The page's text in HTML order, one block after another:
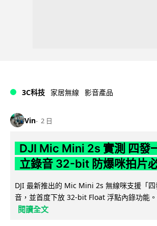
3C科技 家居無線 影音產品
Vin 2 日
DJI Mic Mini 2s 實測 四發
立錄音 32-bit 防爆咪拍片
DJI 最新推出的 Mic Mini 2s 無線咪支援「
音，並首度下放 32-bit Float 浮點內錄功能
閱讀全文